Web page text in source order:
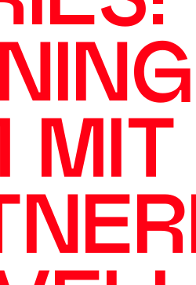
MIT